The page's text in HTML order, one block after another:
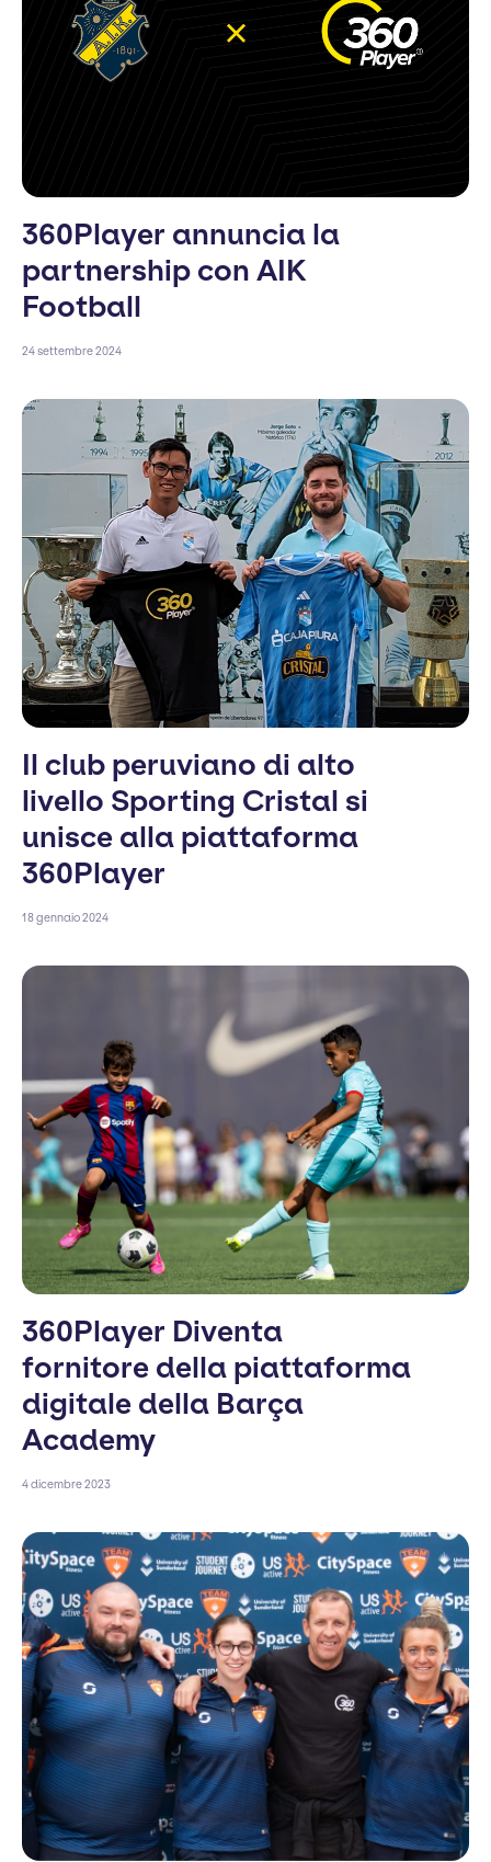
360Player annuncia la
partnership con AIK
Football
24 settembre 2024
Il club peruviano di alto
livello Sporting Cristal si
unisce alla piattaforma
360Player
18 gennaio 2024
360Player Diventa
fornitore della piattaforma
digitale della Barça
Academy
4 dicembre 2023